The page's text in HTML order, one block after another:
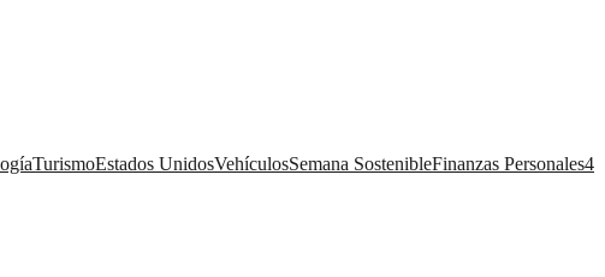
TurismoEstados UnidosVehículosSemana SostenibleFinanzas Personales4